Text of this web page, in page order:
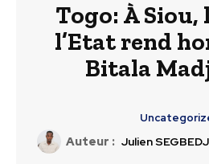
Togo: À Siou,
l’Etat rend
Bitala
Auteur : Julien